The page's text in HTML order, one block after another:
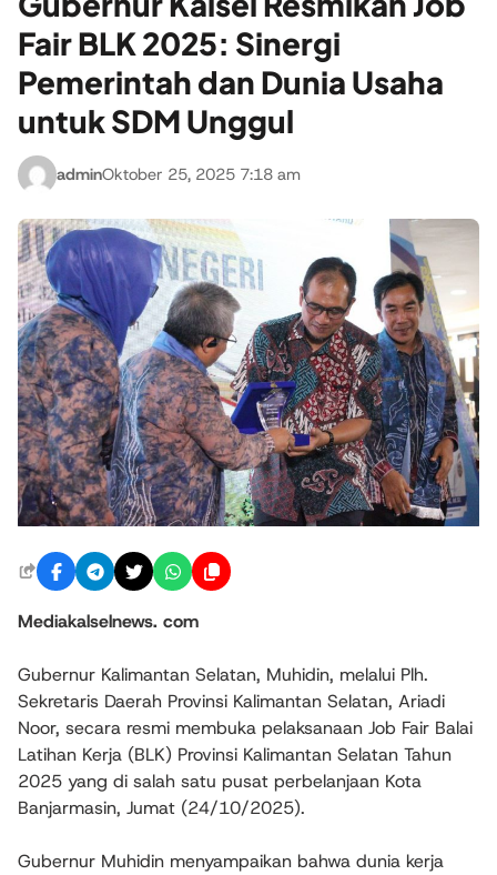
Fair BLK 2025: Sinergi
Pemerintah dan Dunia Usaha
untuk SDM Unggul
adminOktober 25, 2025 7:18 am
Mediakalselnews. com
Gubernur Kalimantan Selatan, Muhidin, melalui Plh.
Sekretaris Daerah Provinsi Kalimantan Selatan, Ariadi
Noor, secara resmi membuka pelaksanaan Job Fair Balai
Latihan Kerja (BLK) Provinsi Kalimantan Selatan Tahun
2025 yang di salah satu pusat perbelanjaan Kota
Banjarmasin, Jumat (24/10/2025).
Gubernur Muhidin menyampaikan bahwa dunia kerja